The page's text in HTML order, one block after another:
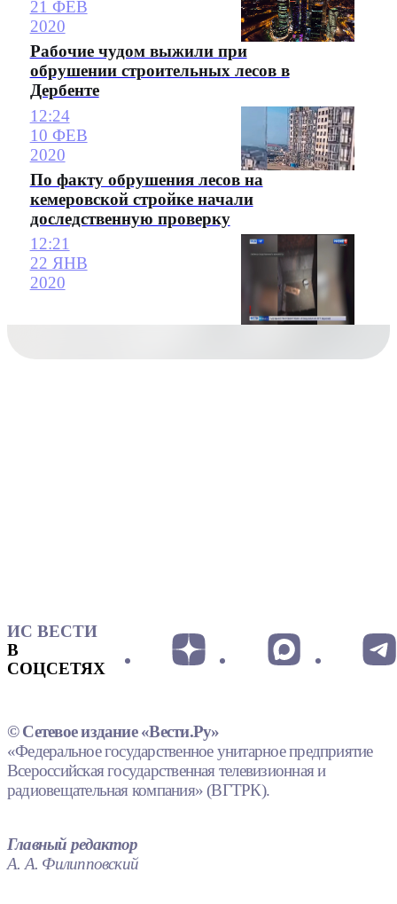
21 ФЕВ
2020
Рабочие чудом выжили при
обрушении строительных лесов в
Дербенте
12:24
10 ФЕВ
2020
По факту обрушения лесов на
кемеровской стройке начали
доследственную проверку
12:21
22 ЯНВ
2020
ИС ВЕСТИ
В
СОЦСЕТЯХ
© Сетевое издание «Вести.Ру»
«Федеральное государственное унитарное предприятие
Всероссийская государственная телевизионная и
радиовещательная компания» (ВГТРК).
Главный редактор
А. А. Филипповский